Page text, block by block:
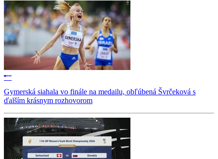
Gymerská siahala vo finále na medailu, obľúbená Švrčeková s
ďalším krásnym rozhovorom